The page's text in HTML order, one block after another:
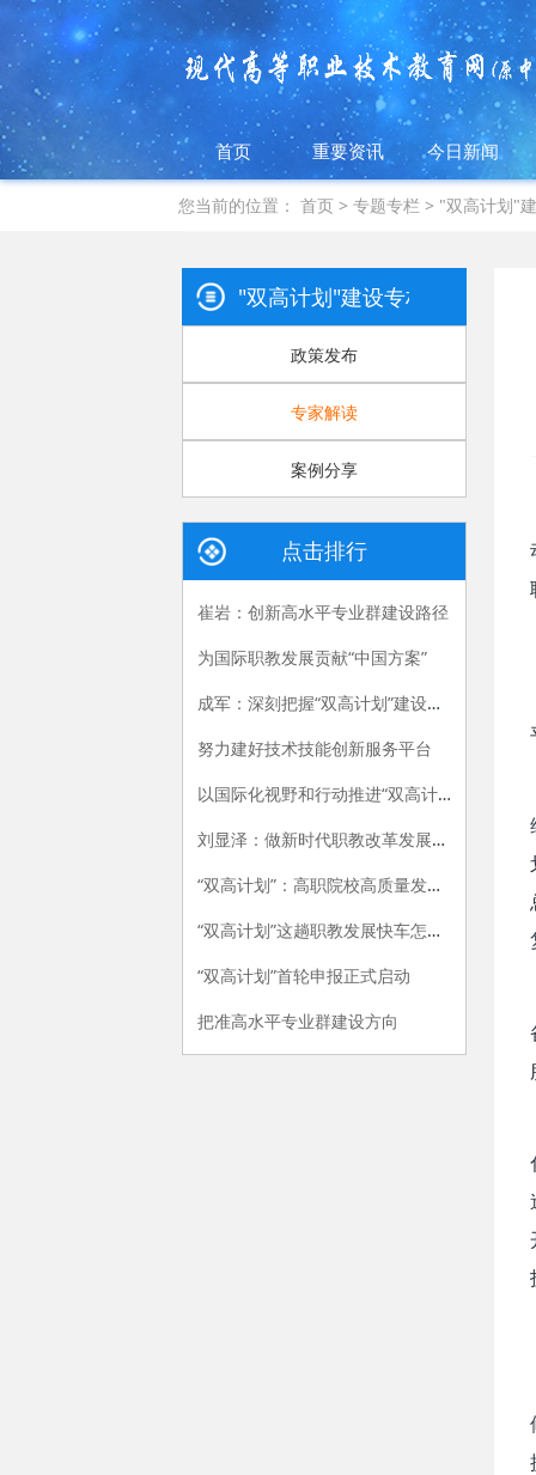
首页 重要资讯 今日新闻
您当前的位置：首页 >专题专栏 > "双高计划"
"双高计划"建设专栏
政策发布
专家解读
案例分享
点击排行
崔岩：创新高水平专业群建设路径
为国际职教发展贡献“中国方案”
成军：深刻把握“双高计划”建设的关键
努力建好技术技能创新服务平台
以国际化视野和行动推进“双高计划”
刘显泽：做新时代职教改革发展的引领者
“双高计划”：高职院校高质量发展的战略举措
“双高计划”这趟职教发展快车怎么搭
“双高计划”首轮申报正式启动
把准高水平专业群建设方向